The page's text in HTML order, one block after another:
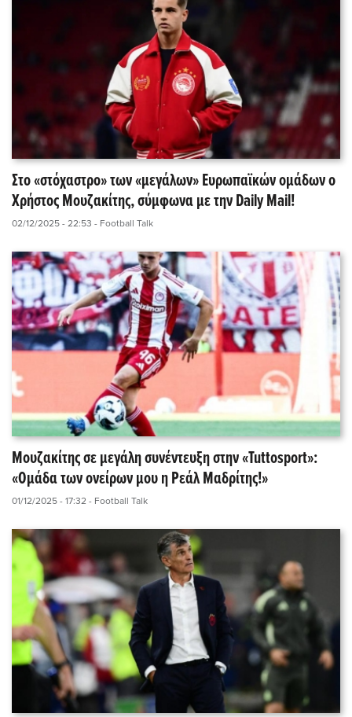
Στο «στόχαστρο» των «μεγάλων» Ευρωπαϊκών ομάδων ο
Χρήστος Μουζακίτης, σύμφωνα με την Daily Mail!
02/12/2025 - 22:53 - Football Talk
Μουζακίτης σε μεγάλη συνέντευξη στην «Tuttosport»:
«Ομάδα των ονείρων μου η Ρεάλ Μαδρίτης!»
01/12/2025 - 17:32 - Football Talk